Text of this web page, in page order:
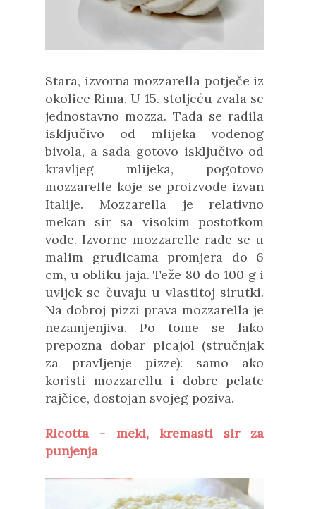
Stara, izvorna mozzarella potječe iz
okolice Rima. U 15. stoljeću zvala se
jednostavno mozza. Tada se radila
isključivo od mlijeka vodenog
bivola, a sada gotovo isključivo od
kravljeg mlijeka, pogotovo
mozzarelle koje se proizvode izvan
Italije. Mozzarella je relativno
mekan sir sa visokim postotkom
vode. Izvorne mozzarelle rade se u
malim grudicama promjera do 6
cm, u obliku jaja. Teže 80 do 100 g i
uvijek se čuvaju u vlastitoj sirutki.
Na dobroj pizzi prava mozzarella je
nezamjenjiva. Po tome se lako
prepozna dobar picajol (stručnjak
za pravljenje pizze): samo ako
koristi mozzarellu i dobre pelate
rajčice, dostojan svojeg poziva.
Ricotta - meki, kremasti sir za
punjenja